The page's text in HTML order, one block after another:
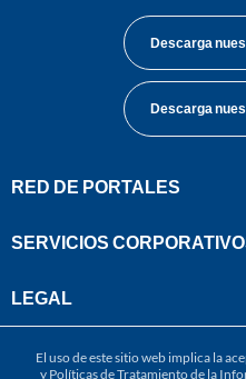
Descarga
Descarga
RED DE PORTALES
SERVICIOS
LEGAL
El uso de este sitio web implica la
y Políticas de Tratamiento de la